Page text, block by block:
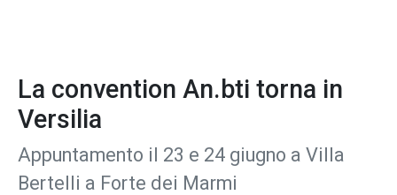
La convention An.bti torna in
Versilia
Appuntamento il 23 e 24 giugno a Villa
Bertelli a Forte dei Marmi